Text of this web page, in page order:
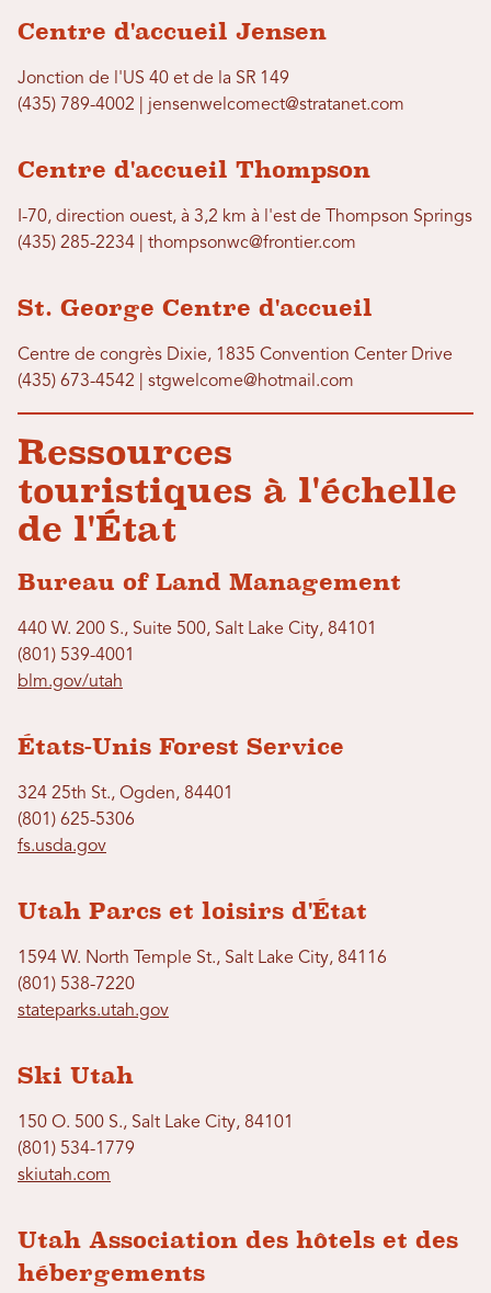
Centre d'accueil Jensen
Jonction de l'US 40 et de la SR 149
(435) 789-4002 | jensenwelcomect@stratanet.com
Centre d'accueil Thompson
I-70, direction ouest, à 3,2 km à l'est de Thompson Springs
(435) 285-2234 | thompsonwc@frontier.com
St. George Centre d'accueil
Centre de congrès Dixie, 1835 Convention Center Drive
(435) 673-4542 | stgwelcome@hotmail.com
Ressources
touristiques à l'échelle
de l'État
Bureau of Land Management
440 W. 200 S., Suite 500, Salt Lake City, 84101
(801) 539-4001
blm.gov/utah
États-Unis Forest Service
324 25th St., Ogden, 84401
(801) 625-5306
fs.usda.gov
Utah Parcs et loisirs d'État
1594 W. North Temple St., Salt Lake City, 84116
(801) 538-7220
stateparks.utah.gov
Ski Utah
150 O. 500 S., Salt Lake City, 84101
(801) 534-1779
skiutah.com
Utah Association des hôtels et des
hébergements